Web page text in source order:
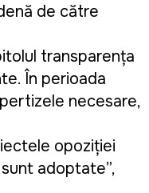
de către
transparența
În perioada
necesare,
opoziției
adoptate”,